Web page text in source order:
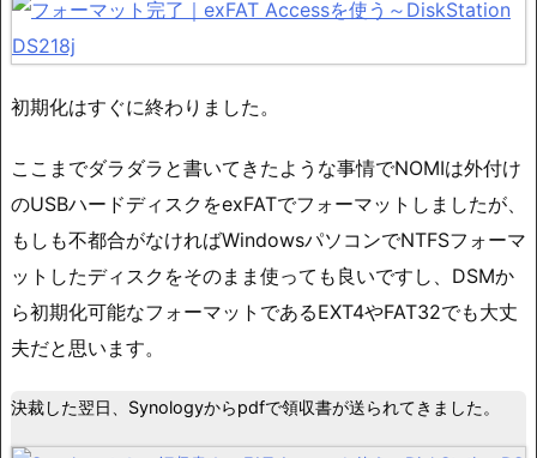
初期化はすぐに終わりました。
ここまでダラダラと書いてきたような事情でNOMIは外付け
のUSBハードディスクをexFATでフォーマットしましたが、
もしも不都合がなければWindowsパソコンでNTFSフォーマ
ットしたディスクをそのまま使っても良いですし、DSMか
ら初期化可能なフォーマットであるEXT4やFAT32でも大丈
夫だと思います。
決裁した翌日、Synologyからpdfで領収書が送られてきました。